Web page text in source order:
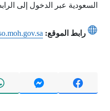
السعودية عبر الدخول إلى
رابط الموقع: